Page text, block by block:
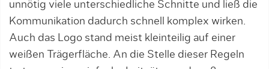
unnötig viele unterschiedliche Schnitte und ließ die
Kommunikation dadurch schnell komplex wirken.
Auch das Logo stand meist kleinteilig auf einer
weißen Trägerfläche. An die Stelle dieser Regeln